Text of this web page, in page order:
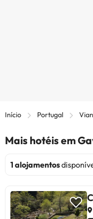
Início Portugal
Mais hotéis em
1 alojamentos